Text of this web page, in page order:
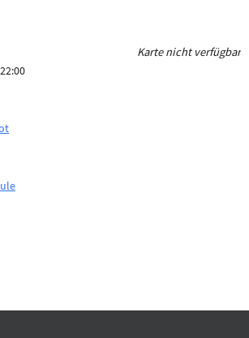
Karte nicht verfügbar